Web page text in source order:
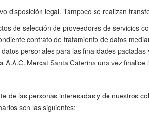
disposición legal. Tampoco se realizan
de selección de proveedores de servicios
contrato de tratamiento de datos
personales para las finalidades
Mercat Santa Caterina una vez finalice
de las personas interesadas y de nuestros
son las siguientes: